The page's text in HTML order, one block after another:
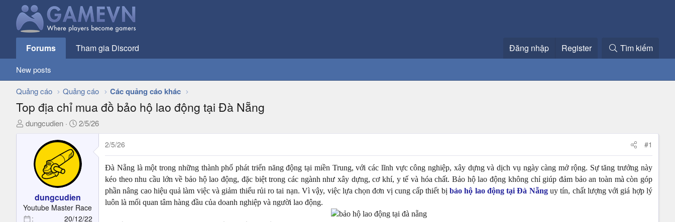
Forums Tham gia Discord Đăng nhập Register Tìm kiếm
New posts
Quảng cáo Quảng cáo Các quảng cáo khác
Top địa chỉ mua đồ bảo hộ lao động tại Đà Nẵng
T
a
r
dungcudien
N
y
g
ử
2/5/26
dungcudien
Youtube Master Race
20/12/22
2/5/26 #1
Đà Nẵng là một trong những thành phố phát triển năng động tại miền Trung, với các lĩnh vực công nghiệp, xây dựng và dịch vụ ngày càng mở rộng. Sự tăng trưởng này
kéo theo nhu cầu lớn về bảo hộ lao động, đặc biệt trong các ngành như xây dựng, cơ khí, y tế và hóa chất. Bảo hộ lao động không chỉ giúp đảm bảo an toàn mà còn góp
phần nâng cao hiệu quả làm việc và giảm thiểu rủi ro tai nạn. Vì vậy, việc lựa chọn đơn vị cung cấp thiết bịbảo hộ lao động tại Đà Nẵnguy tín, chất lượng với giá hợp lý
luôn là mối quan tâm hàng đầu của doanh nghiệp và người lao động.